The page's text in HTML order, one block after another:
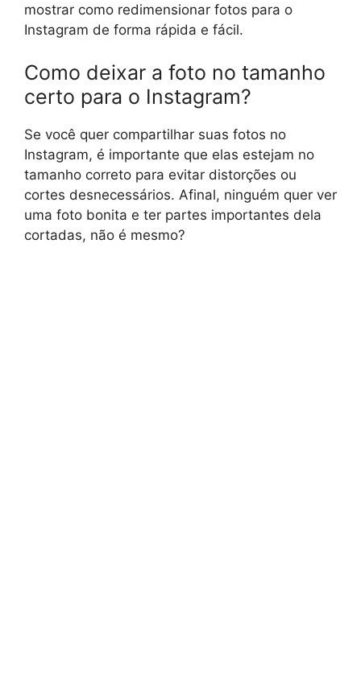
mostrar como redimensionar fotos para o
Instagram de forma rápida e fácil.
Como deixar a foto no tamanho
certo para o Instagram?
Se você quer compartilhar suas fotos no
Instagram, é importante que elas estejam no
tamanho correto para evitar distorções ou
cortes desnecessários. Afinal, ninguém quer ver
uma foto bonita e ter partes importantes dela
cortadas, não é mesmo?